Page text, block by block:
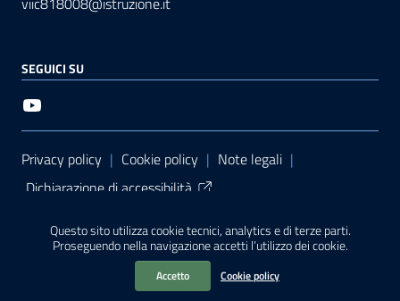
Questo sito utilizza cookie tecnici, analytics e di terze parti.
Proseguendo nella navigazione accetti l’utilizzo dei cookie.
Accetto Cookie policy
SEGUICI SU
Sezione Link Utili
Privacy policy | Cookie policy | Note legali |
Dichiarazione di accessibilità
PA di AgID
| Realizzato con WordPress
da